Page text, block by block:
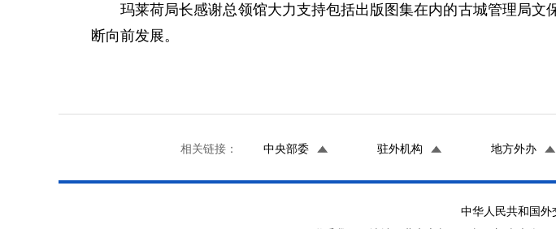
玛莱荷局长感谢总领馆大力支持包括出版图集在内的古城管理局
断向前发展。
相关链接： 中央部委 驻外机构 地方外办
中华人民共和国